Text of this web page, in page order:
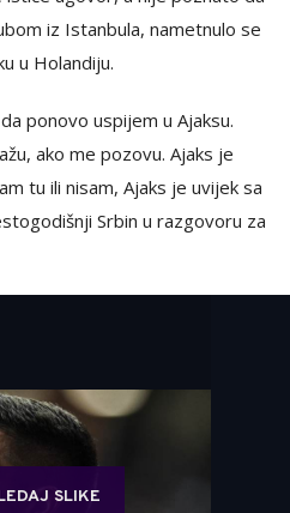
iz Istanbula, nametnulo se
u Holandiju.
ponovo uspijem u Ajaksu.
ako me pozovu. Ajaks je
tu ili nisam, Ajaks je uvijek sa
Srbin u razgovoru za
SLIKE